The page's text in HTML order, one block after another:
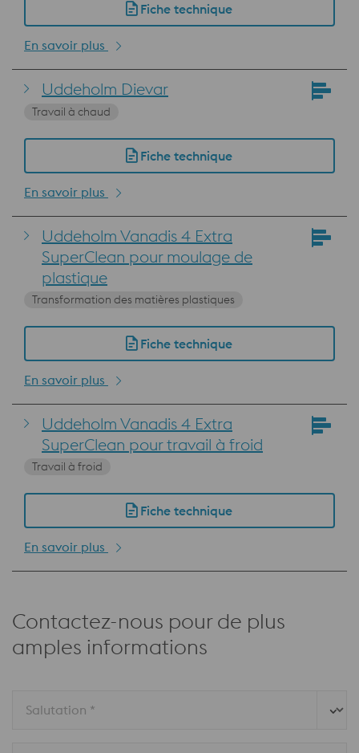
Fiche technique
En savoir plus
Uddeholm Dievar
Travail à chaud
Fiche technique
En savoir plus
Uddeholm Vanadis 4 Extra
SuperClean pour moulage de
plastique
Transformation des matières plastiques
Fiche technique
En savoir plus
Uddeholm Vanadis 4 Extra
SuperClean pour travail à froid
Travail à froid
Fiche technique
En savoir plus
Contactez-nous pour de plus
amples informations
Salutation *